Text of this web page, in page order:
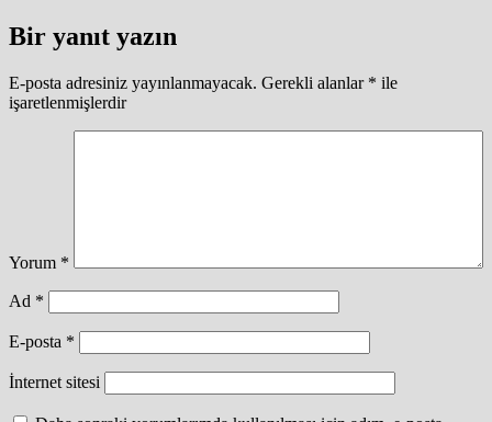
Bir yanıt yazın
E-posta adresiniz yayınlanmayacak. Gerekli alanlar * ile
işaretlenmişlerdir
Yorum *
Ad *
E-posta *
İnternet sitesi